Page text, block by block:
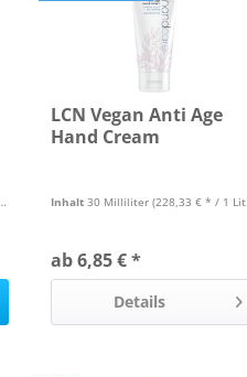
LCN Vegan Anti Age
Hand Cream
Inhalt 30 Milliliter (228,33 € * / 1 Liter)
ab 6,85 € *
Details